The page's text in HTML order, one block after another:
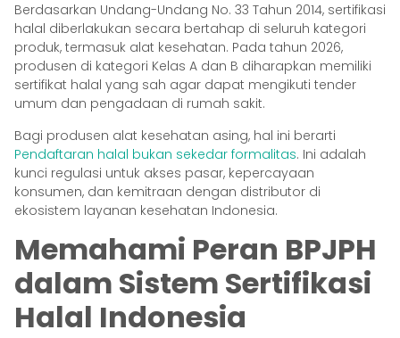
Berdasarkan Undang-Undang No. 33 Tahun 2014, sertifikasi
halal diberlakukan secara bertahap di seluruh kategori
produk, termasuk alat kesehatan. Pada tahun 2026,
produsen di kategori Kelas A dan B diharapkan memiliki
sertifikat halal yang sah agar dapat mengikuti tender
umum dan pengadaan di rumah sakit.
Bagi produsen alat kesehatan asing, hal ini berarti
Pendaftaran halal bukan sekedar formalitas. Ini adalah
kunci regulasi untuk akses pasar, kepercayaan
konsumen, dan kemitraan dengan distributor di
ekosistem layanan kesehatan Indonesia.
Memahami Peran BPJPH
dalam Sistem Sertifikasi
Halal Indonesia